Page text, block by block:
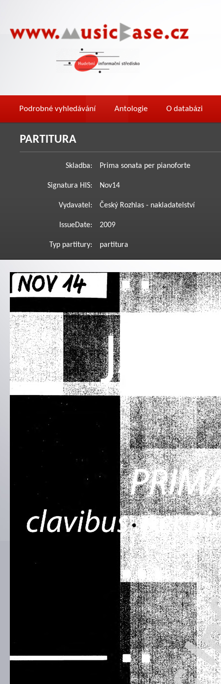
Podrobné vyhledávání Antologie O databázi
PARTITURA
Skladba: Prima sonata per pianoforte
Signatura HIS: Nov14
Vydavatel: Český Rozhlas - nakladatelství
IssueDate: 2009
Typ partitury: partitura